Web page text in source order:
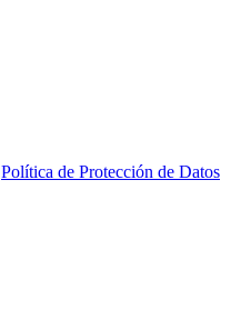
Política de Protección de Datos